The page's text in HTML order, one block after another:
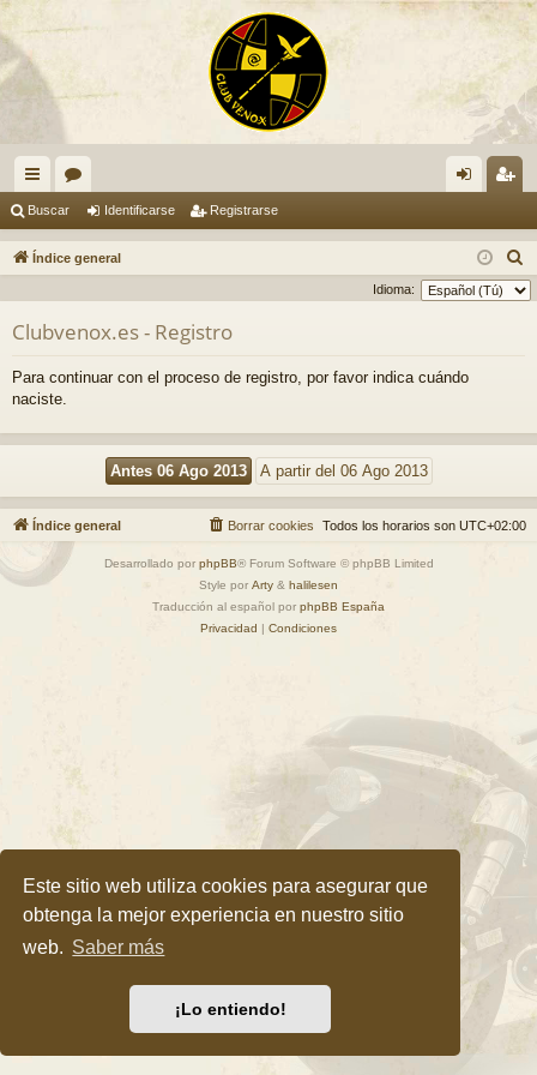
Este sitio web utiliza cookies para asegurar que
obtenga la mejor experiencia en nuestro sitio
web. Saber más
¡Lo entiendo!
nl
ac
do
or
os nti
fic
ist
ra
Buscar Identificarse Registrarse
Índice general
u
Idioma:
Clubvenox.es - Registro
Para continuar con el proceso de registro, por favor indica cuándo
naciste.
Índice general Todos los horarios son UTC+02:00
Borrar cookies
Desarrollado por phpBB® Forum Software © phpBB Limited
Style por Arty & halilesen
Traducción al español por phpBB España
Privacidad | Condiciones